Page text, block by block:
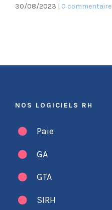
30/08/2023 | 0 commentaire
NOS LOGICIELS RH
Paie
GA
GTA
SIRH